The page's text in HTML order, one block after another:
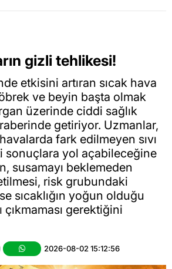
gizli tehlikesi!
etkisini artıran sıcak hava
ve beyin başta olmak
üzerinde ciddi sağlık
getiriyor. Uzmanlar,
fark edilmeyen sıvı
sonuçlara yol açabileceğine
susamayı beklemeden
risk grubundaki
sıcaklığın yoğun olduğu
çıkmaması gerektiğini
2026-08-02 15:12:56